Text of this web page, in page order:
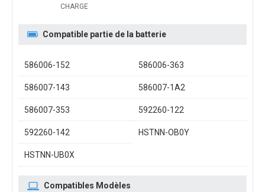
CHARGE
Compatible partie de la batterie
586006-152 586006-363
586007-143 586007-1A2
586007-353 592260-122
592260-142 HSTNN-OB0Y
HSTNN-UB0X
Compatibles Modèles